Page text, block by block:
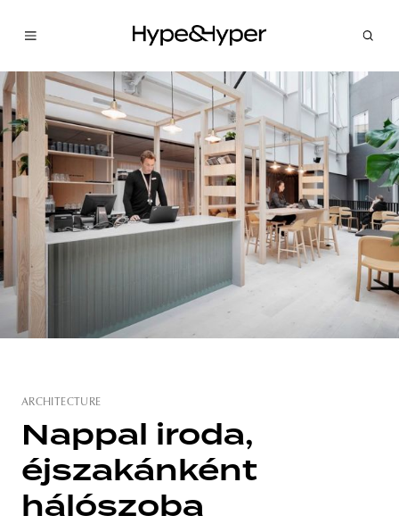
budapest poland
ARCHITECTURE
Nappal iroda,
éjszakánként
hálószoba